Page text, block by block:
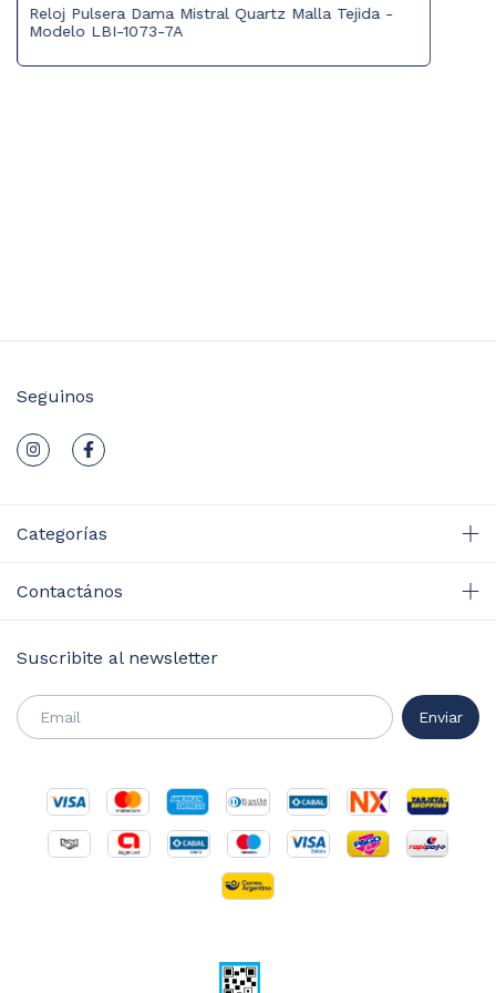
Reloj Pulsera Dama Mistral Quartz Malla Tejida -
Modelo LBI-1073-7A
Seguinos
Categorías
Contactános
Suscribite al newsletter